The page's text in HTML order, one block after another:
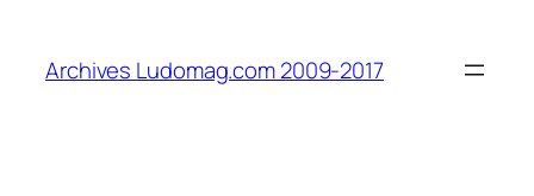
contenu
Archives Ludomag.com 2009-2017